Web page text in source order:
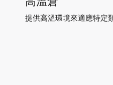
提供高溫環境來適應特定